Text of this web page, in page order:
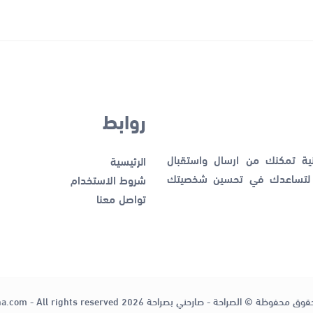
تمكنك من ارسال واستقبال
لتساعدك في تحسين شخصيتك
روابط
الرئيسية
شروط الاستخدام
تواصل معنا
محفوظة © الصراحة - صارحني بصراحة 2026 - All rights reserved